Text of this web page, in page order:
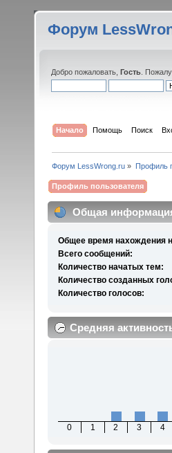
Форум
Добро пожаловать, Гость .
Начало Помощь Поиск
Форум LessWrong.ru » Профиль
Профиль пользователя
Общая
Общее время нахождения
Всего сообщений:
Количество начатых тем:
Количество созданных
Количество голосов:
Средняя
0 1 2 3 4